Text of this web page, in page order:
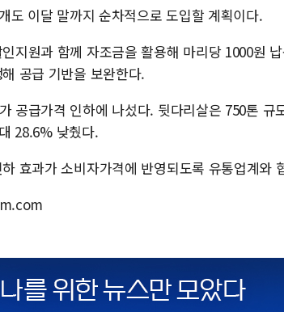
도 이달 말까지 순차적으로 도입할 계획이다.
지원과 함께 자조금을 활용해 마리당 1000원
공급 기반을 보완한다.
공급가격 인하에 나섰다. 뒷다리살은 750톤
28.6% 낮췄다.
효과가 소비자가격에 반영되도록 유통업계와